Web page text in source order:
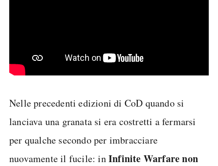
Nelle precedenti edizioni di CoD quando si
lanciava una granata si era costretti a fermarsi
per qualche secondo per imbracciare
nuovamente il fucile: inInfinite Warfare non